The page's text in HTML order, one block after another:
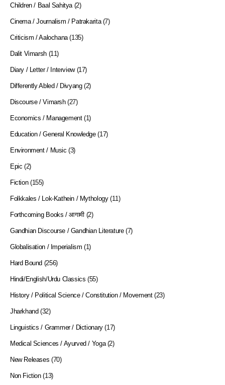
Children / Baal Sahitya (2)
Cinema / Journalism / Patrakarita (7)
Criticism / Aalochana (135)
Dalit Vimarsh (11)
Diary / Letter / Interview (17)
Differently Abled / Divyang (2)
Discourse / Vimarsh (27)
Economics / Management (1)
Education / General Knowledge (17)
Environment / Music (3)
Epic (2)
Fiction (155)
Folkkales / Lok-Kathein / Mythology (11)
Forthcoming Books / आगामी (2)
Gandhian Discourse / Gandhian Literature (7)
Globalisation / Imperialism (1)
Hard Bound (256)
Hindi/English/Urdu Classics (55)
History / Political Science / Constitution / Movement (23)
Jharkhand (32)
Linguistics / Grammer / Dictionary (17)
Medical Sciences / Ayurved / Yoga (2)
New Releases (70)
Non Fiction (13)